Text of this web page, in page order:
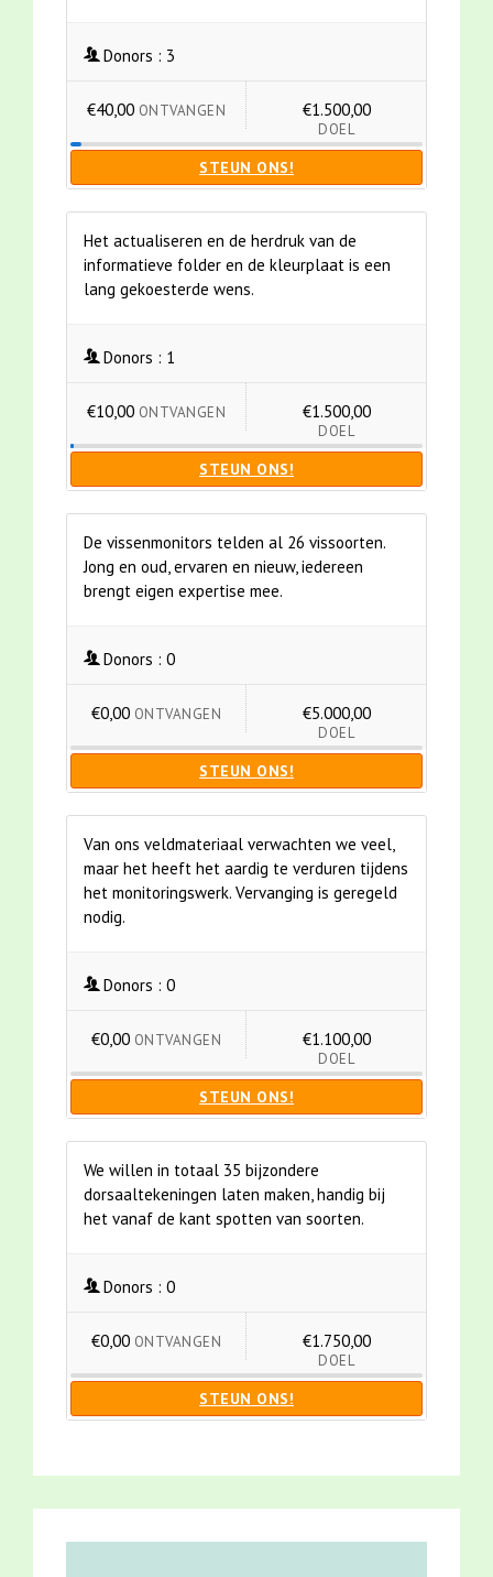
Donors : 3
€40,00 ONTVANGEN €1.500,00
DOEL
STEUN ONS!
Het actualiseren en de herdruk van de
informatieve folder en de kleurplaat is een
lang gekoesterde wens.
Donors : 1
€10,00 ONTVANGEN €1.500,00
DOEL
STEUN ONS!
De vissenmonitors telden al 26 vissoorten.
Jong en oud, ervaren en nieuw, iedereen
brengt eigen expertise mee.
Donors : 0
€0,00 ONTVANGEN €5.000,00
DOEL
STEUN ONS!
Van ons veldmateriaal verwachten we veel,
maar het heeft het aardig te verduren tijdens
het monitoringswerk. Vervanging is geregeld
nodig.
Donors : 0
€0,00 ONTVANGEN €1.100,00
DOEL
STEUN ONS!
We willen in totaal 35 bijzondere
dorsaaltekeningen laten maken, handig bij
het vanaf de kant spotten van soorten.
Donors : 0
€0,00 ONTVANGEN €1.750,00
DOEL
STEUN ONS!